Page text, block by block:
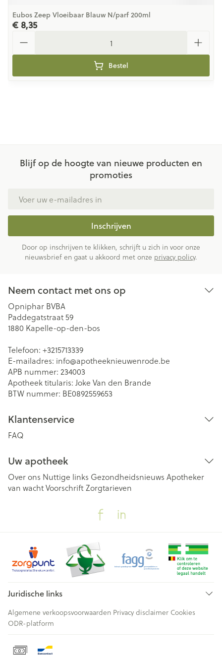
Eubos Zeep Vloeibaar Blauw N/parf 200ml
€ 8,35
Bestel
Blijf op de hoogte van nieuwe producten en
promoties
Inschrijven
Door op inschrijven te klikken, schrijft u zich in voor onze
nieuwsbrief en gaat u akkoord met onze privacy policy.
Neem contact met ons op
Opniphar BVBA
Paddegatstraat 59
1880 Kapelle-op-den-bos
Telefoon: +3215713339
E-mailadres: info@apotheeknieuwenrode.be
APB nummer: 234003
Apotheek titularis: Joke Van den Brande
BTW nummer: BE0892559653
Klantenservice
FAQ
Uw apotheek
Over ons Nuttige links Gezondheidsnieuws Apotheker
van wachtVoorschriftZorgtarieven
Juridische links
Algemene verkoopsvoorwaarden Privacy disclaimer Cookies
ODR-platform